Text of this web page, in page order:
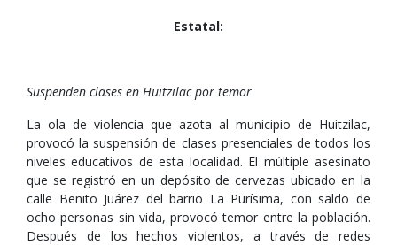
Estatal:
Suspenden clases en Huitzilac por temor
La ola de violencia que azota al municipio de Huitzilac,
provocó la suspensión de clases presenciales de todos los
niveles educativos de esta localidad. El múltiple asesinato
que se registró en un depósito de cervezas ubicado en la
calle Benito Juárez del barrio La Purísima, con saldo de
ocho personas sin vida, provocó temor entre la población.
Después de los hechos violentos, a través de redes